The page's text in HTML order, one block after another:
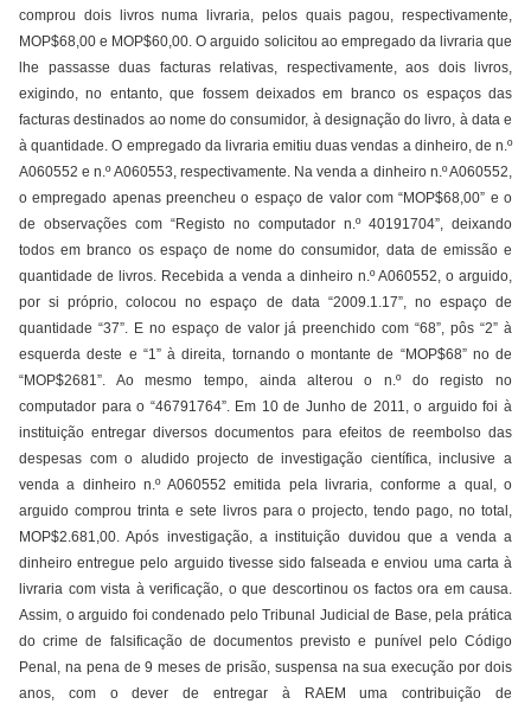
comprou dois livros numa livraria, pelos quais pagou, respectivamente,
MOP$68,00 e MOP$60,00. O arguido solicitou ao empregado da livraria que
lhe passasse duas facturas relativas, respectivamente, aos dois livros,
exigindo, no entanto, que fossem deixados em branco os espaços das
facturas destinados ao nome do consumidor, à designação do livro, à data e
à quantidade. O empregado da livraria emitiu duas vendas a dinheiro, de n.º
A060552 e n.º A060553, respectivamente. Na venda a dinheiro n.º A060552,
o empregado apenas preencheu o espaço de valor com “MOP$68,00” e o
de observações com “Registo no computador n.º 40191704”, deixando
todos em branco os espaço de nome do consumidor, data de emissão e
quantidade de livros. Recebida a venda a dinheiro n.º A060552, o arguido,
por si próprio, colocou no espaço de data “2009.1.17”, no espaço de
quantidade “37”. E no espaço de valor já preenchido com “68”, pôs “2” à
esquerda deste e “1” à direita, tornando o montante de “MOP$68” no de
“MOP$2681”. Ao mesmo tempo, ainda alterou o n.º do registo no
computador para o “46791764”. Em 10 de Junho de 2011, o arguido foi à
instituição entregar diversos documentos para efeitos de reembolso das
despesas com o aludido projecto de investigação científica, inclusive a
venda a dinheiro n.º A060552 emitida pela livraria, conforme a qual, o
arguido comprou trinta e sete livros para o projecto, tendo pago, no total,
MOP$2.681,00. Após investigação, a instituição duvidou que a venda a
dinheiro entregue pelo arguido tivesse sido falseada e enviou uma carta à
livraria com vista à verificação, o que descortinou os factos ora em causa.
Assim, o arguido foi condenado pelo Tribunal Judicial de Base, pela prática
do crime de falsificação de documentos previsto e punível pelo Código
Penal, na pena de 9 meses de prisão, suspensa na sua execução por dois
anos, com o dever de entregar à RAEM uma contribuição de